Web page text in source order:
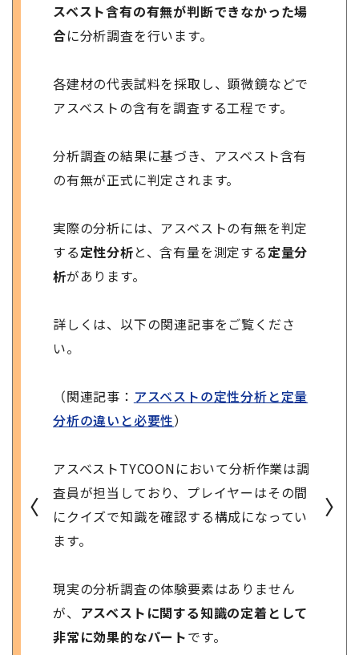
スベスト含有の有無が判断できなかった場
合に分析調査を行います。
各建材の代表試料を採取し、顕微鏡などで
アスベストの含有を調査する工程です。
分析調査の結果に基づき、アスベスト含有
の有無が正式に判定されます。
実際の分析には、アスベストの有無を判定
する定性分析と、含有量を測定する定量分
析があります。
詳しくは、以下の関連記事をご覧くださ
い。
（関連記事： アスベストの定性分析と定量
分析の違いと必要性）
アスベストTYCOONにおいて分析作業は調
査員が担当しており、プレイヤーはその間
にクイズで知識を確認する構成になってい
ます。
現実の分析調査の体験要素はありません
が、 アスベストに関する知識の定着として
非常に効果的なパー トです。
〈 〉